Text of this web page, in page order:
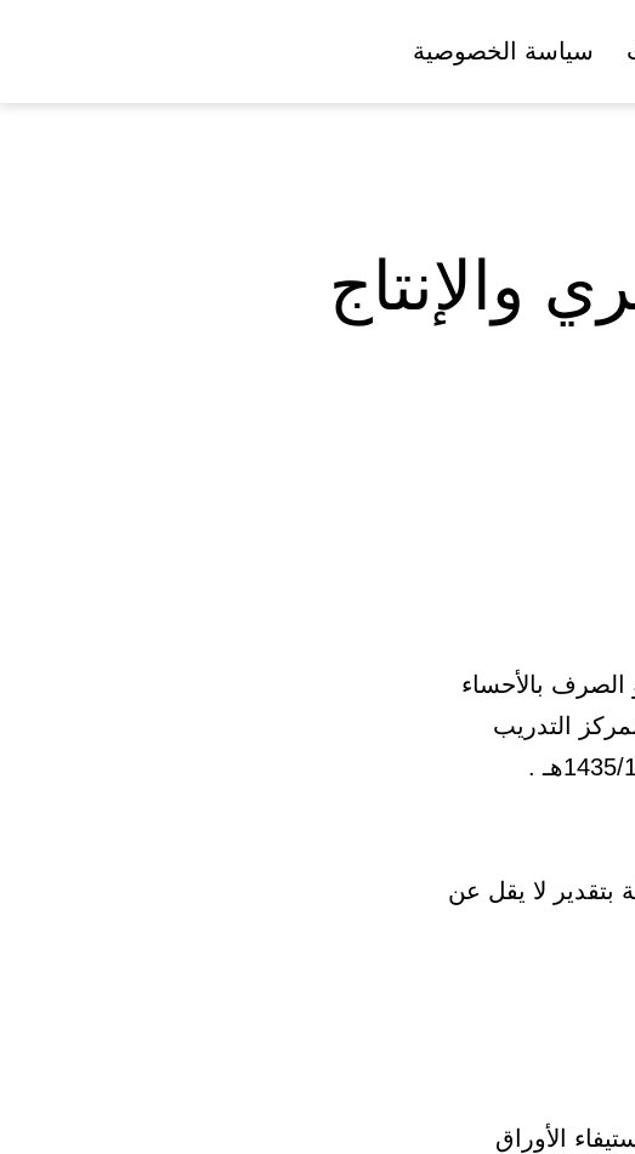
سياسة الخصوصية
والإنتاج
الصرف بالأحساء
التدريب
بتقدير لا يقل عن
الأوراق